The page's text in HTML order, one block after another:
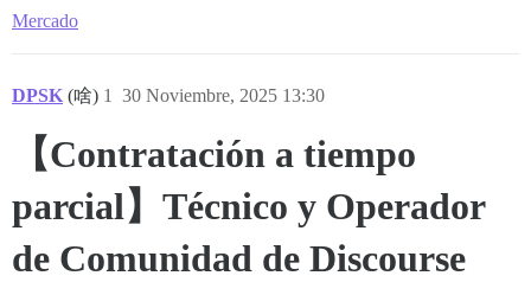
Mercado
DPSK (啥) 30 Noviembre, 2025 13:30
1
【Contratación a tiempo
parcial】Técnico y Operador
de Comunidad de Discourse